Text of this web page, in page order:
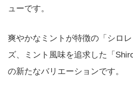
ューです。
爽やかなミントが特徴の「シロ
ズ、ミント風味を追求した「
の新たなバリエーションです。